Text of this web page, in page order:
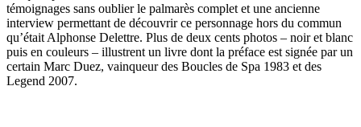
témoignages sans oublier le palmarès complet et une ancienne
interview permettant de découvrir ce personnage hors du commun
qu’était Alphonse Delettre. Plus de deux cents photos – noir et blanc
puis en couleurs – illustrent un livre dont la préface est signée par un
certain Marc Duez, vainqueur des Boucles de Spa 1983 et des
Legend 2007.